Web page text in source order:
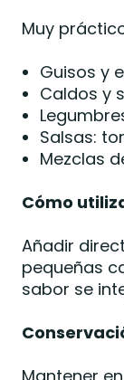
Muy
Guisos y
Caldos y
Salsas:
Mezclas
Cómo
Añadir
pequeñas
sabor se